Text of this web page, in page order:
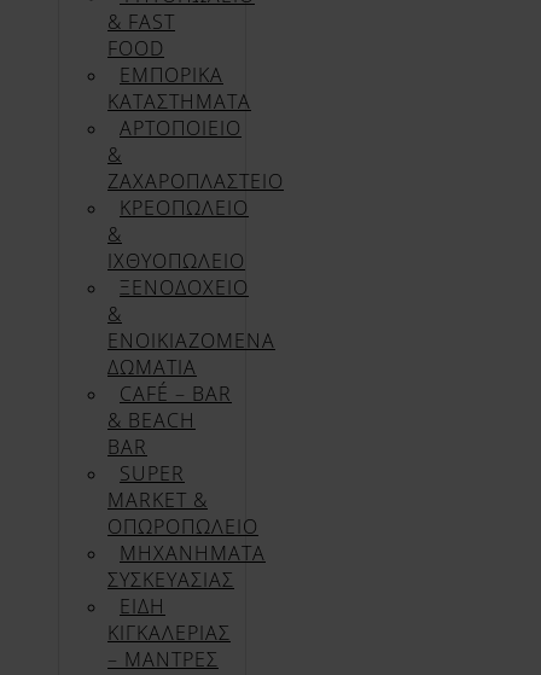
& FAST
FOOD
ΕΜΠΟΡΙΚΑ
ΚΑΤΑΣΤΗΜΑΤΑ
ΑΡΤΟΠΟΙΕΙΟ
&
ΖΑΧΑΡΟΠΛΑΣΤΕΙΟ
ΚΡΕΟΠΩΛΕΙΟ
&
ΙΧΘΥΟΠΩΛΕΙΟ
ΞΕΝΟΔΟΧΕΙΟ
&
ΕΝΟΙΚΙΑΖΟΜΕΝΑ
ΔΩΜΑΤΙΑ
CAFÉ – BAR
& BEACH
BAR
SUPER
MARKET &
ΟΠΩΡΟΠΩΛΕΙΟ
ΜΗΧΑΝΗΜΑΤΑ
ΣΥΣΚΕΥΑΣΙΑΣ
ΕΙΔΗ
ΚΙΓΚΑΛΕΡΙΑΣ
– ΜΑΝΤΡΕΣ